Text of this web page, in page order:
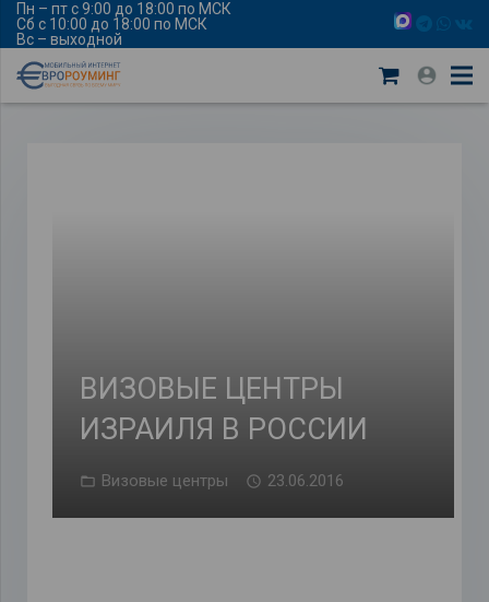
Пн – пт с 9:00 до 18:00 по МСК
Сб с 10:00 до 18:00 по МСК
Вс – выходной
ВИЗОВЫЕ ЦЕНТРЫ
ИЗРАИЛЯ В РОССИИ
Визовые центры 23.06.2016